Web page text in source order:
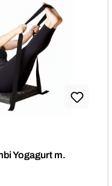
Yogagurt m.